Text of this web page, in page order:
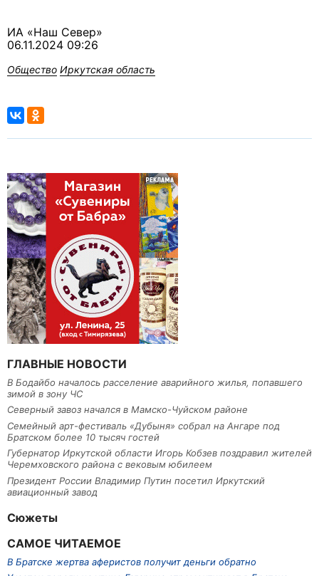
ИА «Наш Север»
06.11.2024 09:26
Общество Иркутская область
ГЛАВНЫЕ НОВОСТИ
В Бодайбо началось расселение аварийного жилья, попавшего
зимой в зону ЧС
Северный завоз начался в Мамско-Чуйском районе
Семейный арт-фестиваль «Дубыня» собрал на Ангаре под
Братском более 10 тысяч гостей
Губернатор Иркутской области Игорь Кобзев поздравил жителей
Черемховского района с вековым юбилеем
Президент России Владимир Путин посетил Иркутский
авиационный завод
Сюжеты
САМОЕ ЧИТАЕМОЕ
В Братске жертва аферистов получит деньги обратно